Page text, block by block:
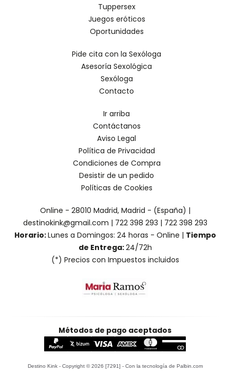
Tuppersex
Juegos eróticos
Oportunidades
Pide cita con la Sexóloga
Asesoría Sexológica
Sexóloga
Contacto
Ir arriba
Contáctanos
Aviso Legal
Política de Privacidad
Condiciones de Compra
Desistir de un pedido
Políticas de Cookies
Online - 28010 Madrid, Madrid - (España) |
destinokink@gmail.com | 722 398 293 | 722 398 293
Horario:Lunes a Domingos: 24 horas - Online | Tiempo
de Entrega:24/72h
(*) Precios con Impuestos incluidos
Métodos de pago aceptados
Destino Kink- Copyright © 2026 [7291] - Con la tecnología de Palbin.com